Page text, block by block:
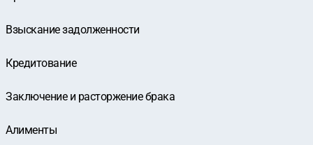
Взыскание задолженности
Кредитование
Заключение и расторжение брака
Алименты